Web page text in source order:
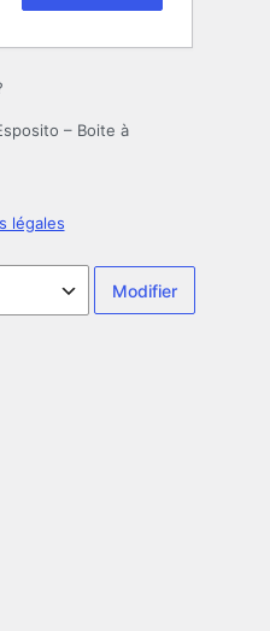
– Boite à
légales